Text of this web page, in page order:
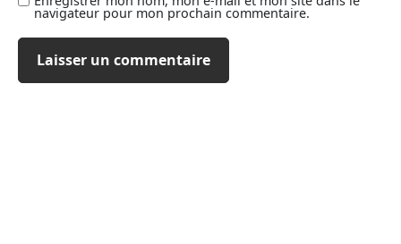
navigateur pour mon prochain commentaire.